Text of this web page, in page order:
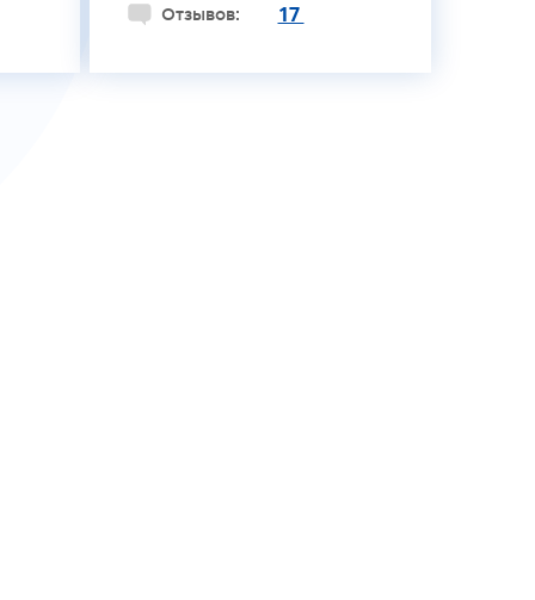
Отзывов: 17